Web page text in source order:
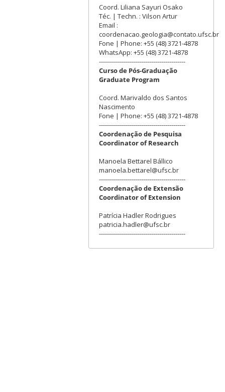
Coord. Liliana Sayuri Osako
Téc. | Techn. : Vilson Artur
Email :
coordenacao.geologia@contato.ufsc.br
Fone | Phone: +55 (48) 3721-4878
WhatsApp: +55 (48) 3721-4878
-------------------------------------------
Curso de Pós-Graduação
Graduate Program
Coord. Marivaldo dos Santos
Nascimento
Fone | Phone: +55 (48) 3721-4878
-------------------------------------------
Coordenação de Pesquisa
Coordinator of Research
Manoela Bettarel Bállico
manoela.bettarel@ufsc.br
-------------------------------------------
Coordenação de Extensão
Coordinator of Extension
Patrícia Hadler Rodrigues
patricia.hadler@ufsc.br
-------------------------------------------